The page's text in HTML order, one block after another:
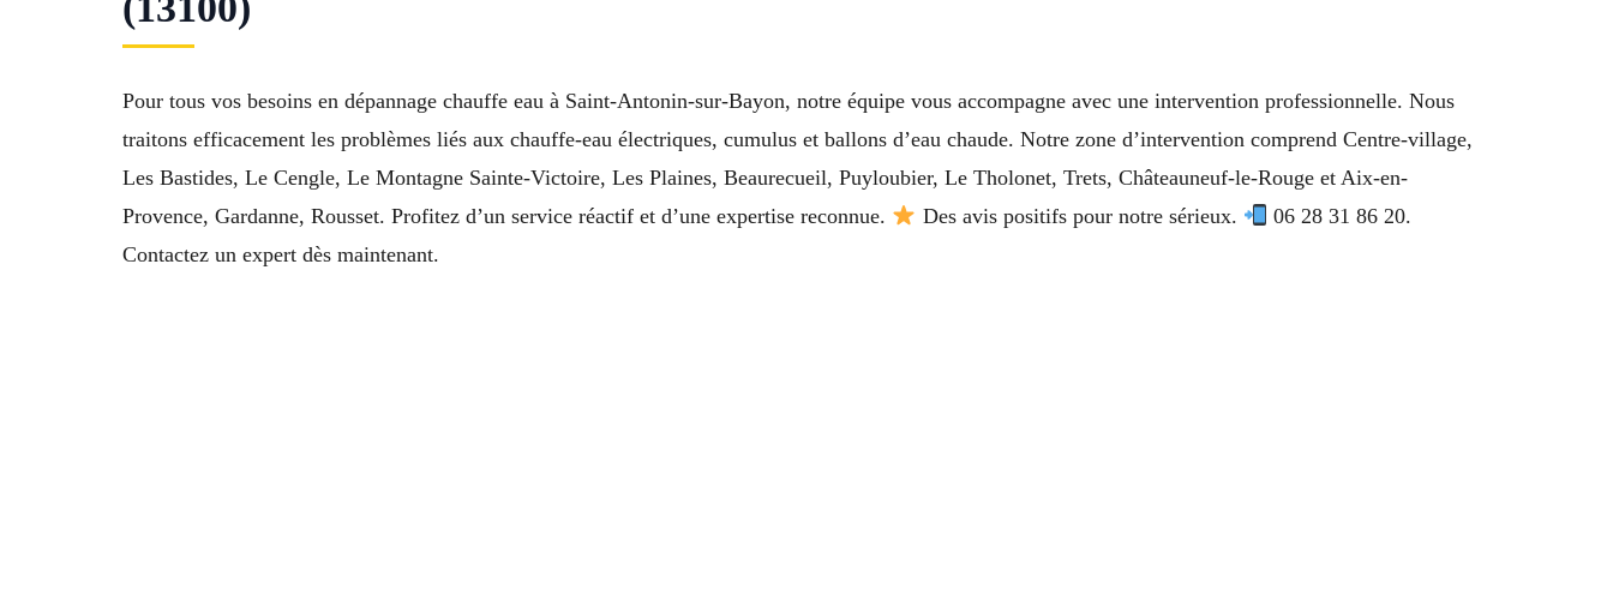
Pour tous vos besoins en dépannage chauffe eau à Saint-Antonin-sur-Bayon, notre équipe vous accompagne avec une intervention professionnelle. Nous
traitons efficacement les problèmes liés aux chauffe-eau électriques, cumulus et ballons d’eau chaude. Notre zone d’intervention comprend Centre-village,
Les Bastides, Le Cengle, Le Montagne Sainte-Victoire, Les Plaines, Beaurecueil, Puyloubier, Le Tholonet, Trets, Châteauneuf-le-Rouge et Aix-en-
Provence, Gardanne, Rousset. Profitez d’un service réactif et d’une expertise reconnue.
Des avis positifs pour notre sérieux.
06 28 31 86 20.
Contactez un expert dès maintenant.